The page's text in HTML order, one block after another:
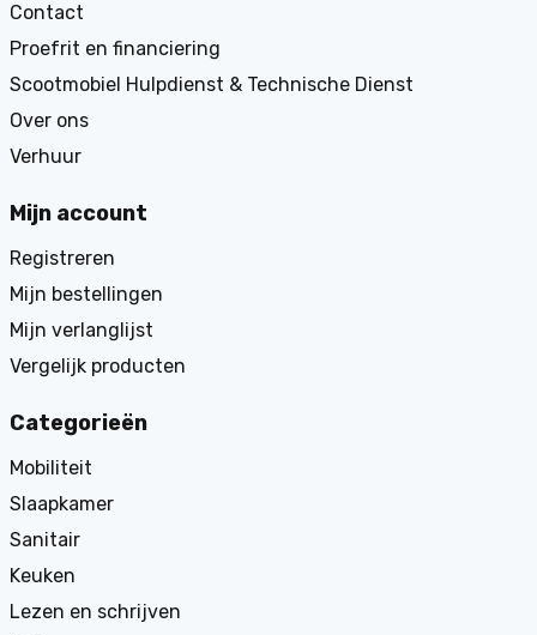
Contact
Proefrit en financiering
Scootmobiel Hulpdienst & Technische Dienst
Over ons
Verhuur
Mijn account
Registreren
Mijn bestellingen
Mijn verlanglijst
Vergelijk producten
Categorieën
Mobiliteit
Slaapkamer
Sanitair
Keuken
Lezen en schrijven